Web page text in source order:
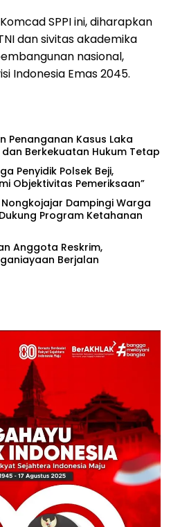
SPPI ini, diharapkan
dan sivitas akademika
nasional,
Indonesia Emas 2045.
Penanganan Kasus Laka
Berkekuatan Hukum Tetap
Penyidik Polsek Beji,
Objektivitas Pemeriksaan”
Dampingi Warga
Program Ketahanan
Anggota Reskrim,
Berjalan